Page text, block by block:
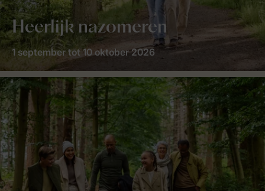
Heerlijk nazomeren
1 september tot 10 oktober 2026